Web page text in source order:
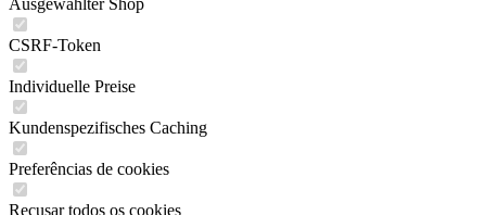
CSRF-Token
Individuelle Preise
Kundenspezifisches Caching
Preferências de cookies
Recusar todos os cookies